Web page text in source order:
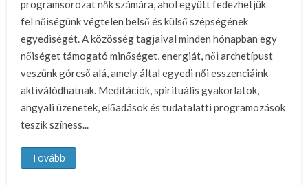
programsorozat nők számára, ahol együtt fedezhetjük
fel nőiségünk végtelen belső és külső szépségének
egyediségét. A közösség tagjaival minden hónapban egy
nőiséget támogató minőséget, energiát, női archetípust
veszünk górcső alá, amely által egyedi női esszenciáink
aktiválódhatnak. Meditációk, spirituális gyakorlatok,
angyali üzenetek, előadások és tudatalatti programozások
teszik színess...
Tovább